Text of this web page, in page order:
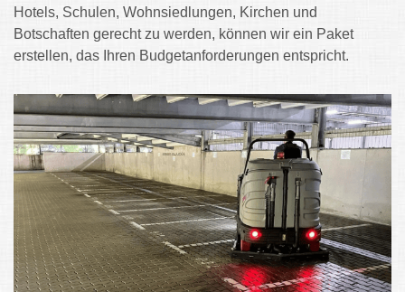
Hotels, Schulen, Wohnsiedlungen, Kirchen und
Botschaften gerecht zu werden, können wir ein Paket
erstellen, das Ihren Budgetanforderungen entspricht.